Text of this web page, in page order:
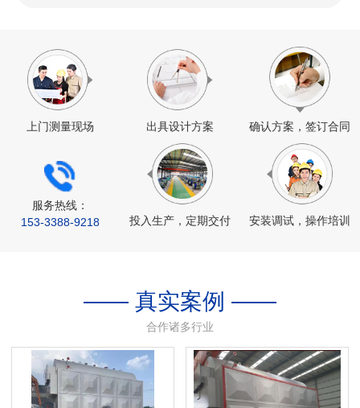
上门测量现场 出具设计方案 确认方案，签订合同
安装调试，操作培训
投入生产，定期交付
服务热线：
153-3388-9218
—— 真实案例 ——
合作诸多行业